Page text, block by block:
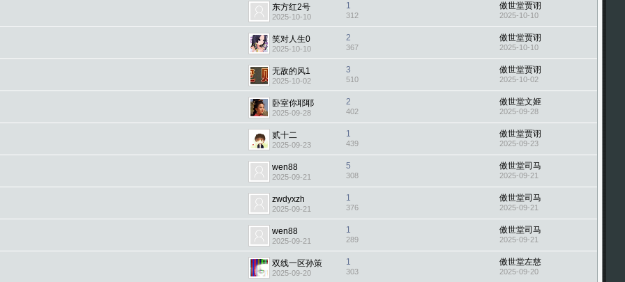
东方红2号
2025-10-10
1
312
傲世堂贾诩
2025-10-10
笑对人生0
2025-10-10
2
367
傲世堂贾诩
2025-10-10
无敌的风1
2025-10-02
3
510
傲世堂贾诩
2025-10-02
卧室你耶耶
2025-09-28
2
402
傲世堂文姬
2025-09-28
贰十二
2025-09-23
1
439
傲世堂贾诩
2025-09-23
wen88
2025-09-21
5
308
傲世堂司马
2025-09-21
zwdyxzh
2025-09-21
1
376
傲世堂司马
2025-09-21
wen88
2025-09-21
1
289
傲世堂司马
2025-09-21
双线一区孙策
2025-09-20
1
303
傲世堂左慈
2025-09-20